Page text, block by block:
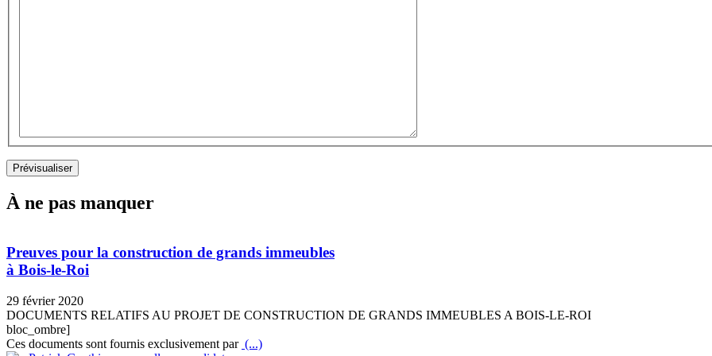
À ne pas manquer
Preuves pour la construction de grands immeubles
à Bois-le-Roi
29 février 2020
DOCUMENTS RELATIFS AU PROJET DE CONSTRUCTION DE GRANDS IMMEUBLES A BOIS-LE-ROI
bloc_ombre]
Ces documents sont fournis exclusivement par (...)